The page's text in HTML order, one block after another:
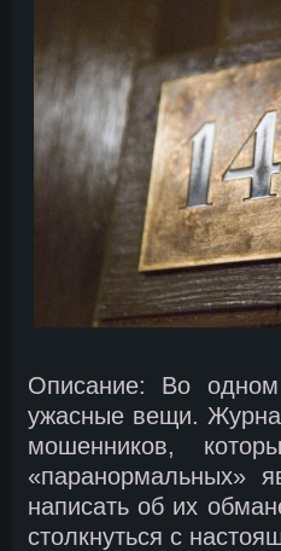
Описание: Во
ужасные вещи.
мошенников,
«паранормальных»
написать об их
столкнуться с